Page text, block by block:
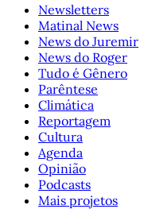
Newsletters
Matinal News
News do Juremir
News do Roger
Tudo é Gênero
Parêntese
Climática
Reportagem
Cultura
Agenda
Opinião
Podcasts
Mais projetos